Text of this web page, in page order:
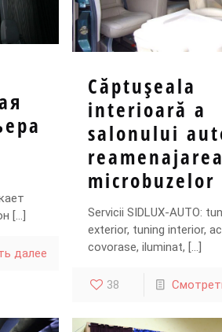
[…]
далее
Căptuşeala
interioară a
salonului
reamenajarea
microbuzelor
Servicii SIDLUX-AUTO:
exterior, tuning interior,
covorase, iluminat, […]
38